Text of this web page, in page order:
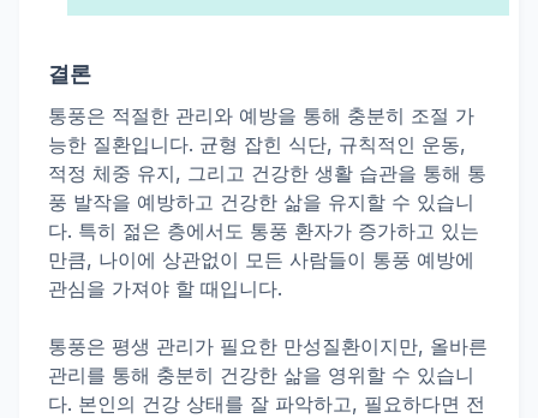
결론
통풍은 적절한 관리와 예방을 통해 충분히 조절 가
능한 질환입니다. 균형 잡힌 식단, 규칙적인 운동,
적정 체중 유지, 그리고 건강한 생활 습관을 통해 통
풍 발작을 예방하고 건강한 삶을 유지할 수 있습니
다. 특히 젊은 층에서도 통풍 환자가 증가하고 있는
만큼, 나이에 상관없이 모든 사람들이 통풍 예방에
관심을 가져야 할 때입니다.
통풍은 평생 관리가 필요한 만성질환이지만, 올바른
관리를 통해 충분히 건강한 삶을 영위할 수 있습니
다. 본인의 건강 상태를 잘 파악하고, 필요하다면 전